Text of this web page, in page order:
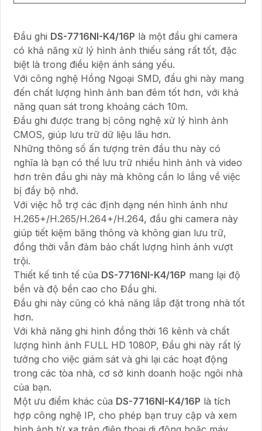
Đầu ghi DS-7716NI-K4/16P là một đầu ghi camera
có khả năng xử lý hình ảnh thiếu sáng rất tốt, đặc
biệt là trong điều kiện ánh sáng yếu.
Với công nghệ Hồng Ngoại SMD, đầu ghi này mang
đến chất lượng hình ảnh ban đêm tốt hơn, với khả
năng quan sát trong khoảng cách 10m.
Đầu ghi được trang bị công nghệ xử lý hình ảnh
CMOS, giúp lưu trữ dữ liệu lâu hơn.
Những thông số ấn tượng trên đầu thu này có
nghĩa là bạn có thể lưu trữ nhiều hình ảnh và video
hơn trên đầu ghi này mà không cần lo lắng về việc
bị đầy bộ nhớ.
Với việc hỗ trợ các định dạng nén hình ảnh như
H.265+/H.265/H.264+/H.264, đầu ghi camera này
giúp tiết kiệm băng thông và không gian lưu trữ,
đồng thời vẫn đảm bảo chất lượng hình ảnh vượt
trội.
Thiết kế tinh tế của DS-7716NI-K4/16P mang lại độ
bền và độ bền cao cho Đầu ghi.
Đầu ghi này cũng có khả năng lắp đặt trong nhà tốt
hơn.
Với khả năng ghi hình đồng thời 16 kênh và chất
lượng hình ảnh FULL HD 1080P, Đầu ghi này rất lý
tưởng cho việc giám sát và ghi lại các hoạt động
trong các tòa nhà, cơ sở kinh doanh hoặc ngôi nhà
của bạn.
Một ưu điểm khác của DS-7716NI-K4/16P là tích
hợp công nghệ IP, cho phép bạn truy cập và xem